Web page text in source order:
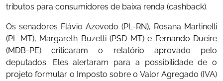
tributos para consumidores de baixa renda (cashback).
Os senadores Flávio Azevedo (PL-RN), Rosana Martinelli
(PL-MT), Margareth Buzetti (PSD-MT) e Fernando Dueire
(MDB-PE) criticaram o relatório aprovado pelo
deputados. Eles alertaram para a possibilidade de o
projeto formular o Imposto sobre o Valor Agregado (IVA)